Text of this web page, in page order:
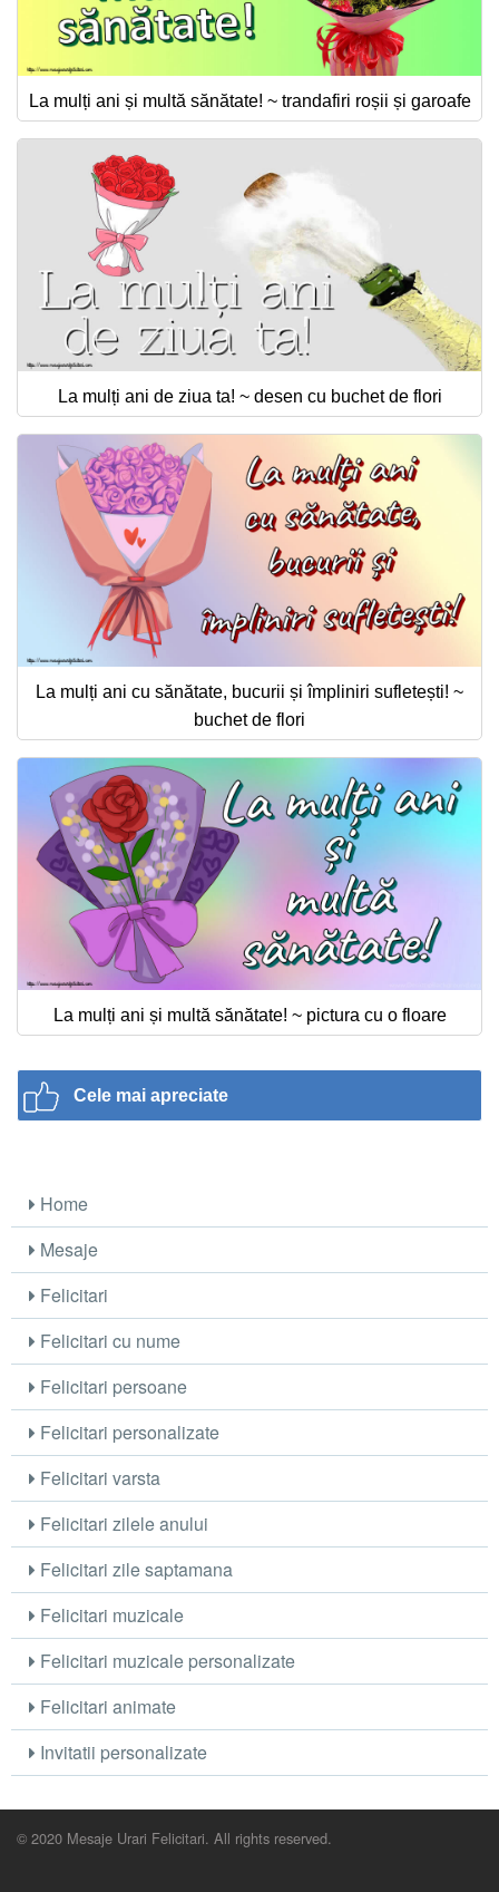
La mulți ani și multă sănătate! ~ trandafiri roșii și garoafe
La mulți ani de ziua ta! ~ desen cu buchet de flori
La mulți ani cu sănătate, bucurii și împliniri sufletești! ~
buchet de flori
La mulți ani și multă sănătate! ~ pictura cu o floare
Cele mai apreciate
Home
Mesaje
Felicitari
Felicitari cu nume
Felicitari persoane
Felicitari personalizate
Felicitari varsta
Felicitari zilele anului
Felicitari zile saptamana
Felicitari muzicale
Felicitari muzicale personalizate
Felicitari animate
Invitatii personalizate
© 2020 Mesaje Urari Felicitari. All rights reserved.